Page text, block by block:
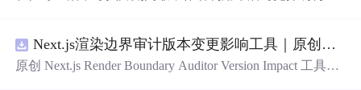
瓣上的温暖与生命力。与两位年轻女孩相遇，她们在桃花
丛中留下青春的笑容，共同沉浸在春光中。文章以诗意的
Next.js渲染边界审计版本变更影响工具｜原创源码+测试+离线报告
原创 Next.js Render Boundary Auditor Version Impact 工具，